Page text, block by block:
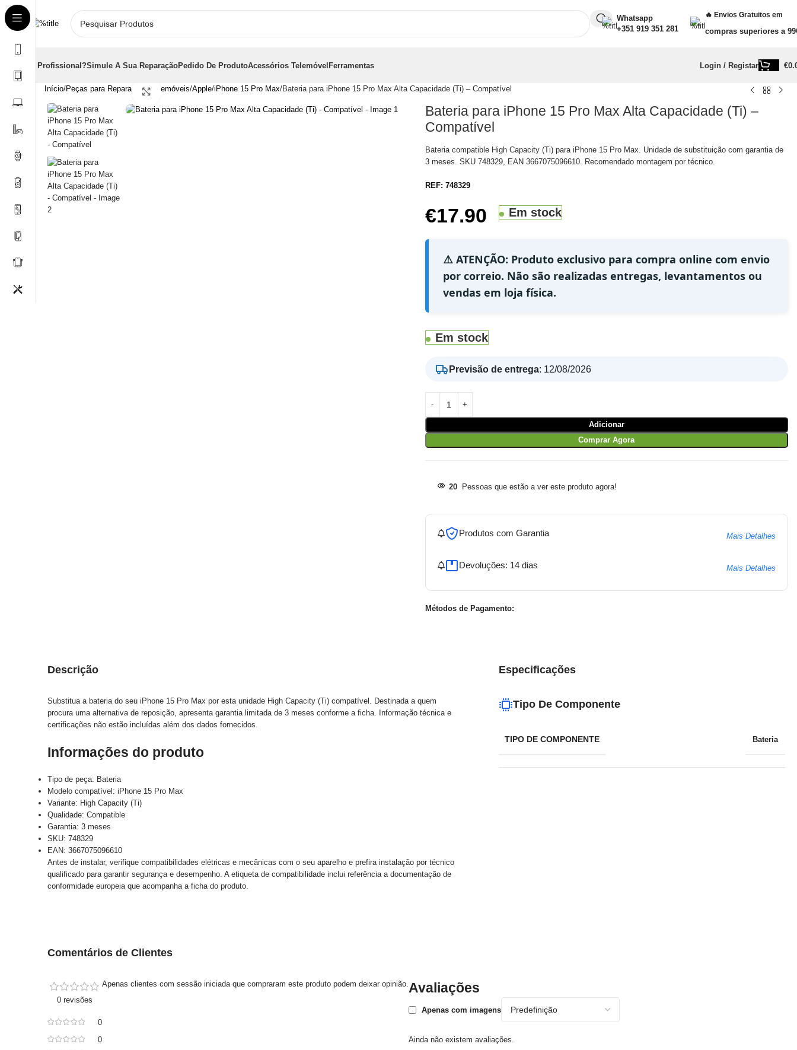
Whatsapp
+351 919 351 281
🔥 Envios Gratuitos em
compras superiores a
É Profissional?Simule A Sua ReparaçãoPedido De ProdutoAcessórios TelemóvelFerramentas Login / Registar €
Início Peças para Reparações Telemóveis Apple iPhone 15 Pro Max Bateria para iPhone 15 Pro Max Alta Capacidade (Ti) – Compatível
Clique para aumentar
Bateria para iPhone 15 Pro Max Alta Capacidade (Ti) –
Compatível
Bateria compatible High Capacity (Ti) para iPhone 15 Pro Max. Unidade de substituição com garantia de
3 meses. SKU 748329, EAN 3667075096610. Recomendado montagem por técnico.
REF: 748329
€17.90 Em stock
⚠️ ATENÇÃO: Produto exclusivo para compra online com envio
por correio. Não são realizadas entregas, levantamentos ou
vendas em loja física.
Em stock
Previsão de entrega: 12/08/2026
Adicionar
Comprar Agora
20 Pessoas que estão a ver este produto agora!
Produtos com Garantia Mais Detalhes
Devoluções: 14 dias Mais Detalhes
Métodos de Pagamento:
Descrição
Substitua a bateria do seu iPhone 15 Pro Max por esta unidade High Capacity (Ti) compatível. Destinada a quem
procura uma alternativa de reposição, apresenta garantia limitada de 3 meses conforme a ficha. Informação técnica e
certificações não estão incluídas além dos dados fornecidos.
Informações do produto
Tipo de peça: Bateria
Modelo compatível: iPhone 15 Pro Max
Variante: High Capacity (Ti)
Qualidade: Compatible
Garantia: 3 meses
SKU: 748329
EAN: 3667075096610
Antes de instalar, verifique compatibilidades elétricas e mecânicas com o seu aparelho e prefira instalação por técnico
qualificado para garantir segurança e desempenho. A etiqueta de compatibilidade inclui referência a documentação de
conformidade europeia que acompanha a ficha do produto.
Especificações
Tipo De Componente
TIPO DE COMPONENTE Bateria
Comentários de Clientes
0 revisões
0
0
Avaliações
Apenas com imagens
Ainda não existem avaliações.
Apenas clientes com sessão iniciada que compraram este produto podem deixar opinião.